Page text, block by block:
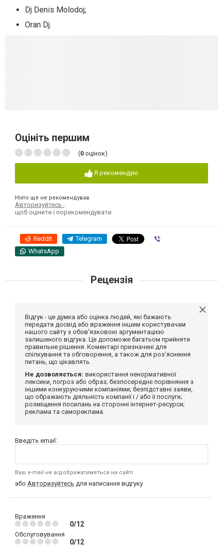
Dj Denis Molodoj;
Oran Dj.
Оцініть першим
(0 оцінок)
Я рекомендую
Ніхто ще не рекомендував
Авторизуйтесь
щоб оцінити і порекомендувати
Reddit Telegram
WhatsApp
Рецензія
Відгук - це думка або оцінка людей, які бажають
передати досвід або враження іншим користувачам
нашого сайту з обов'язковою аргументацією
залишеного відгука. Це допоможе багатьом прийняти
правильне рішення. Коментарі призначені для
спілкування та обговорення, а також для роз'яснення
питань, що цікавлять.
Не дозволяється: використання ненормативної
лексики, погроз або образ; безпосереднє порівняння з
іншими конкуруючими компаніями; безпідставні заяви,
що ображають діяльність компанії і / або її послуги;
розміщення посилань на сторонні інтернет-ресурси;
реклама та самореклама.
Введіть email:
Ваш e-mail не відображатиметься на сайті
або Авторизуйтесь для написання відгуку
Враження
0/12
Обслуговування
0/12